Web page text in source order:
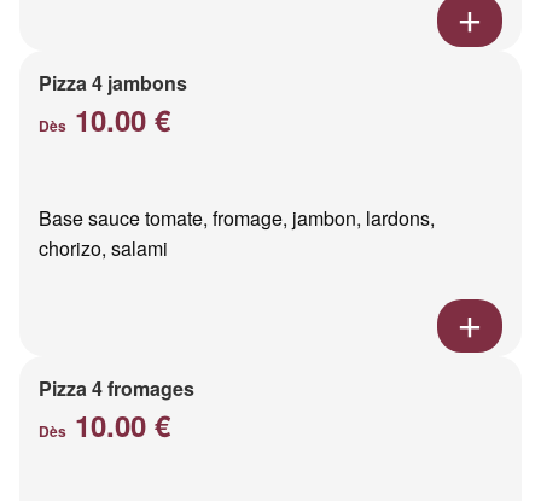
Pizza 4 jambons
Dès 10.00 €
Base sauce tomate, fromage, jambon, lardons,
chorizo, salami
Pizza 4 fromages
Dès 10.00 €